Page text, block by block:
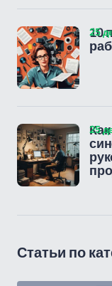
10
25
25
Статьи по